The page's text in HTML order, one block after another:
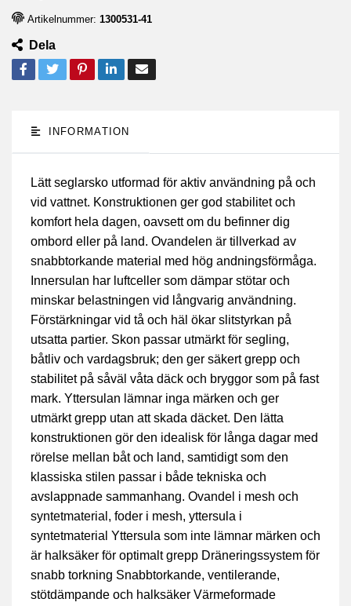
Artikelnummer: 1300531-41
Dela
INFORMATION
Lätt seglarsko utformad för aktiv användning på och
vid vattnet. Konstruktionen ger god stabilitet och
komfort hela dagen, oavsett om du befinner dig
ombord eller på land. Ovandelen är tillverkad av
snabbtorkande material med hög andningsförmåga.
Innersulan har luftceller som dämpar stötar och
minskar belastningen vid långvarig användning.
Förstärkningar vid tå och häl ökar slitstyrkan på
utsatta partier. Skon passar utmärkt för segling,
båtliv och vardagsbruk; den ger säkert grepp och
stabilitet på såväl våta däck och bryggor som på fast
mark. Yttersulan lämnar inga märken och ger
utmärkt grepp utan att skada däcket. Den lätta
konstruktionen gör den idealisk för långa dagar med
rörelse mellan båt och land, samtidigt som den
klassiska stilen passar i både tekniska och
avslappnade sammanhang. Ovandel i mesh och
syntetmaterial, foder i mesh, yttersula i
syntetmaterial Yttersula som inte lämnar märken och
är halksäker för optimalt grepp Dräneringssystem för
snabb torkning Snabbtorkande, ventilerande,
stötdämpande och halksäker Värmeformade